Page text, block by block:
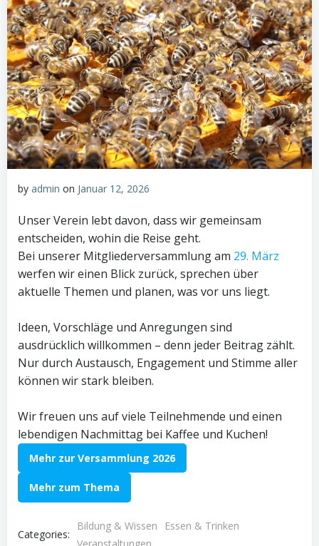
by admin on Januar 12, 2026
Unser Verein lebt davon, dass wir gemeinsam
entscheiden, wohin die Reise geht.
Bei unserer Mitgliederversammlung am 29. März
werfen wir einen Blick zurück, sprechen über
aktuelle Themen und planen, was vor uns liegt.
Ideen, Vorschläge und Anregungen sind
ausdrücklich willkommen – denn jeder Beitrag zählt.
Nur durch Austausch, Engagement und Stimme aller
können wir stark bleiben.
Wir freuen uns auf viele Teilnehmende und einen
lebendigen Nachmittag bei Kaffee und Kuchen!
Mehr zur Versammlung 2026
Mehr zum Thema
Categories:
Bildung & Wissen
Essen & Trinken
Veranstaltungen